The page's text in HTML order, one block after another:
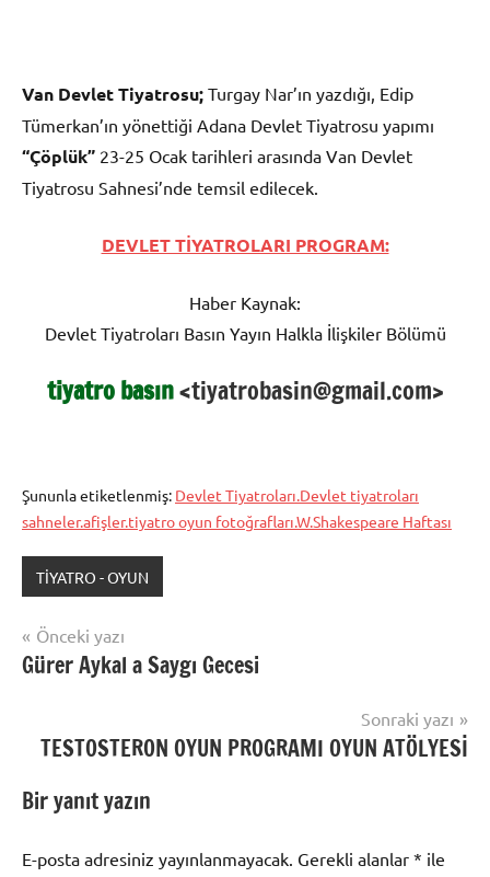
Van Devlet Tiyatrosu; Turgay Nar’ın yazdığı, Edip
Tümerkan’ın yönettiği Adana Devlet Tiyatrosu yapımı
“Çöplük” 23-25 Ocak tarihleri arasında Van Devlet
Tiyatrosu Sahnesi’nde temsil edilecek.
DEVLET TİYATROLARI PROGRAM:
Haber Kaynak:
Devlet Tiyatroları Basın Yayın Halkla İlişkiler Bölümü
tiyatro basın<tiyatrobasin@gmail.com>
Şununla etiketlenmiş: Devlet Tiyatroları.Devlet tiyatroları
sahneler.afişler.tiyatro oyun fotoğrafları.W.Shakespeare Haftası
TİYATRO - OYUN
Yazı
gezinmesi
Önceki yazı
Gürer Aykal a Saygı Gecesi
Sonraki yazı
TESTOSTERON OYUN PROGRAMI OYUN ATÖLYESİ
Bir yanıt yazın
E-posta adresiniz yayınlanmayacak. Gerekli alanlar * ile